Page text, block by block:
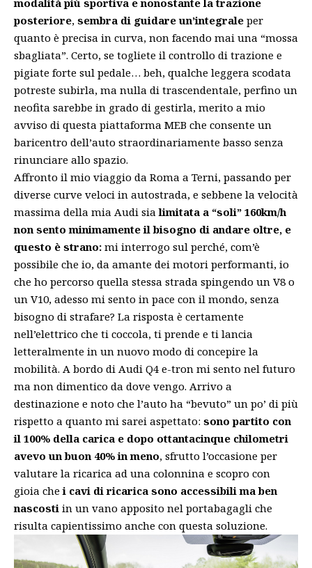
posteriore, sembra di guidare un’integrale per
quanto è precisa in curva, non facendo mai una “mossa
sbagliata”. Certo, se togliete il controllo di trazione e
pigiate forte sul pedale… beh, qualche leggera scodata
potreste subirla, ma nulla di trascendentale, perfino un
neofita sarebbe in grado di gestirla, merito a mio
avviso di questa piattaforma MEB che consente un
baricentro dell’auto straordinariamente basso senza
rinunciare allo spazio.
Affronto il mio viaggio da Roma a Terni, passando per
diverse curve veloci in autostrada, e sebbene la velocità
massima della mia Audi sialimitata a “soli” 160km/h
non sento minimamente il bisogno di andare oltre, e
questo è strano: mi interrogo sul perché, com’è
possibile che io, da amante dei motori performanti, io
che ho percorso quella stessa strada spingendo un V8 o
un V10, adesso mi sento in pace con il mondo, senza
bisogno di strafare? La risposta è certamente
nell’elettrico che ti coccola, ti prende e ti lancia
letteralmente in un nuovo modo di concepire la
mobilità. A bordo di Audi Q4 e-tron mi sento nel futuro
ma non dimentico da dove vengo. Arrivo a
destinazione e noto che l’auto ha “bevuto” un po’ di più
rispetto a quanto mi sarei aspettato: sono partito con
il 100% della carica e dopo ottantacinque chilometri
avevo un buon 40% in meno, sfrutto l’occasione per
valutare la ricarica ad una colonnina e scopro con
gioia chei cavi di ricarica sono accessibili ma ben
nascosti in un vano apposito nel portabagagli che
risulta capientissimo anche con questa soluzione.